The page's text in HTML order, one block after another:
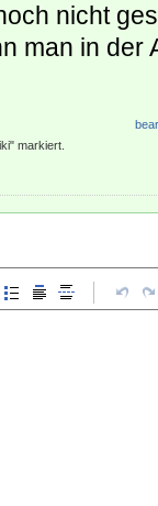
nicht
man in der
markiert.